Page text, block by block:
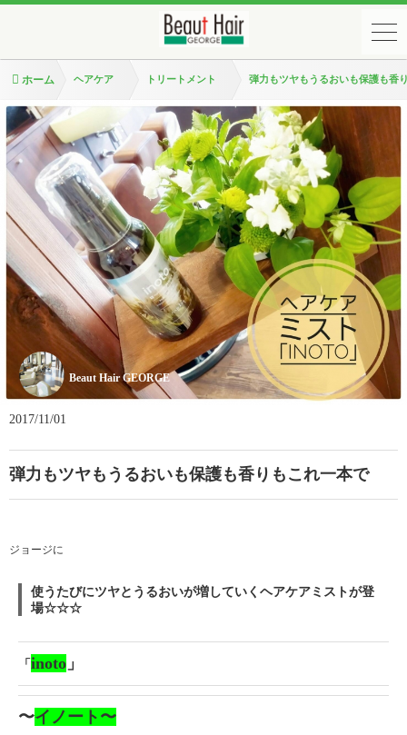
ホーム ヘアケア トリートメント 弾力もツヤもうるおいも保護も香
Beaut Hair GEORGE
2017/11/01
弾力もツヤもうるおいも保護も香りもこれ一本で
ジョージに
使うたびにツヤとうるおいが増していくヘアケアミストが登
場☆☆☆
「 inoto 」
〜イノート〜